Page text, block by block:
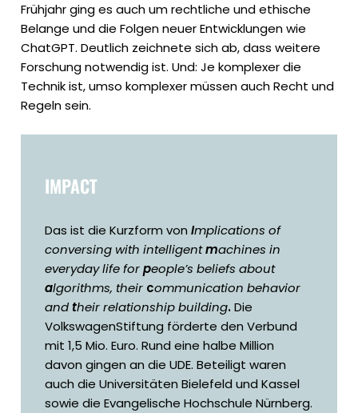
Frühjahr ging es auch um rechtliche und ethische
Belange und die Folgen neuer Entwicklungen wie
ChatGPT. Deutlich zeichnete sich ab, dass weitere
Forschung notwendig ist. Und: Je komplexer die
Technik ist, umso komplexer müssen auch Recht und
Regeln sein.
IMPACT
Das ist die Kurzform von Implications of
conversing with intelligentmachines in
everyday life forpeople’s beliefs about
algorithms, their communication behavior
andtheir relationship building.Die
VolkswagenStiftung förderte den Verbund
mit 1,5 Mio. Euro. Rund eine halbe Million
davon gingen an die UDE. Beteiligt waren
auch die Universitäten Bielefeld und Kassel
sowie die Evangelische Hochschule Nürnberg.